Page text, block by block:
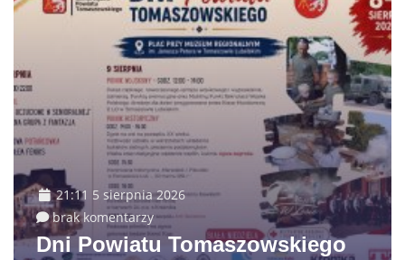
21:11 5 sierpnia 2026
brak komentarzy
Dni Powiatu Tomaszowskiego